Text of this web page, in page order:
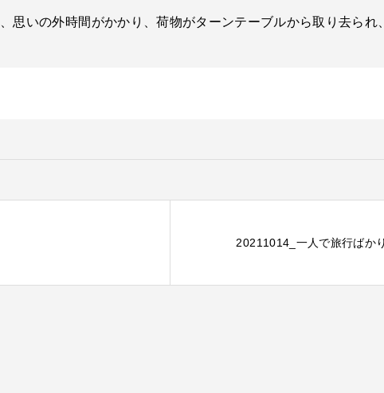
思いの外時間がかかり、荷物がターンテーブルから取り去ら
20211014_一人で旅行ばか